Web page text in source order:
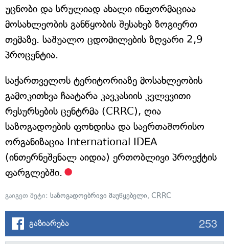
უცნობი და სრულიად ახალი ინფორმაციაა
მოსახლეობის განწყობის შესახებ ზოგიერთ
თემაზე. საშუალო ცდომილების ზღვარი 2,9
პროცენტია.
საქართველოს ტერიტორიაზე მოსახლეობის
გამოკითხვა ჩაატარა კავკასიის კვლევითი
რესურსების ცენტრმა (CRRC), ღია
საზოგადოების ფონდისა და საერთაშორისო
ორგანიზაცია International IDEA
(ინთერნეშენალ აიდია) ერთობლივი პროექტის
ფარგლებში.
გაიგეთ მეტი: საზოგადოებრივი მაუწყებელი, CRRC
გაზიარება 253